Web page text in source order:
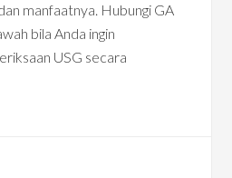
manfaatnya. Hubungi GA
bila Anda ingin
USG secara